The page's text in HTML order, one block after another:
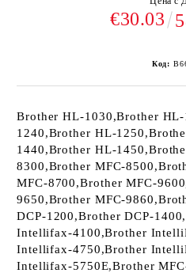
€30.03
Код:
Brother HL-1030,Brother
1240,Brother HL-
1440,Brother HL-
8300,Brother MFC-
MFC-8700,Brother MFC-
9650,Brother MFC-
DCP-1200,Brother DCP-
Intellifax-4100,Brother
Intellifax-4750,Brother
Intellifax-5750E,Brother